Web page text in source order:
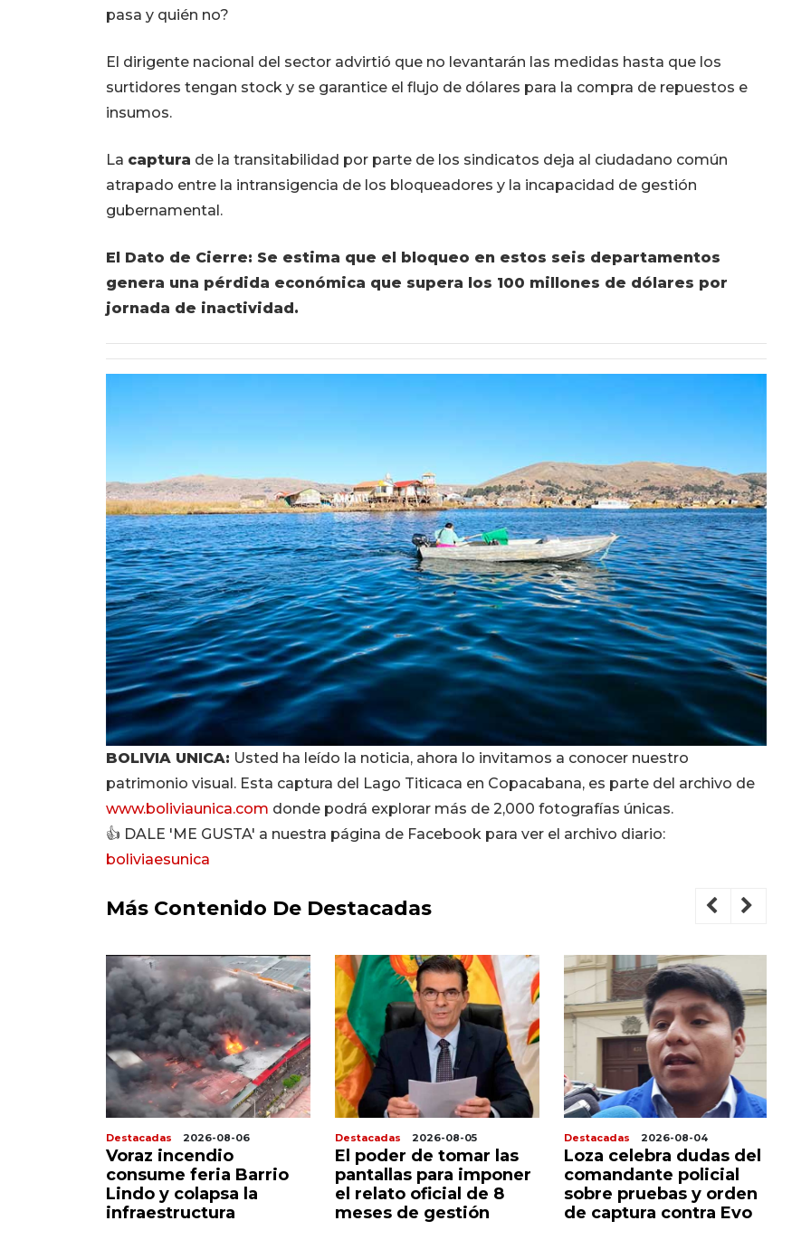
pasa y quién no?
El dirigente nacional del sector advirtió que no levantarán las medidas hasta que los
surtidores tengan stock y se garantice el flujo de dólares para la compra de repuestos e
insumos.
La captura de la transitabilidad por parte de los sindicatos deja al ciudadano común
atrapado entre la intransigencia de los bloqueadores y la incapacidad de gestión
gubernamental.
El Dato de Cierre: Se estima que el bloqueo en estos seis departamentos
genera una pérdida económica que supera los 100 millones de dólares por
jornada de inactividad.
BOLIVIA UNICA: Usted ha leído la noticia, ahora lo invitamos a conocer nuestro
patrimonio visual. Esta captura del Lago Titicaca en Copacabana, es parte del archivo de
www.boliviaunica.com donde podrá explorar más de 2,000 fotografías únicas.
👍 DALE 'ME GUSTA' a nuestra página de Facebook para ver el archivo diario:
boliviaesunica
Más Contenido De Destacadas
Destacadas 2026-08-06
Voraz incendio
consume feria Barrio
Lindo y colapsa la
infraestructura
Destacadas 2026-08-05
El poder de tomar las
pantallas para imponer
el relato oficial de 8
meses de gestión
Destacadas 2026-08-04
Loza celebra dudas del
comandante policial
sobre pruebas y orden
de captura contra Evo